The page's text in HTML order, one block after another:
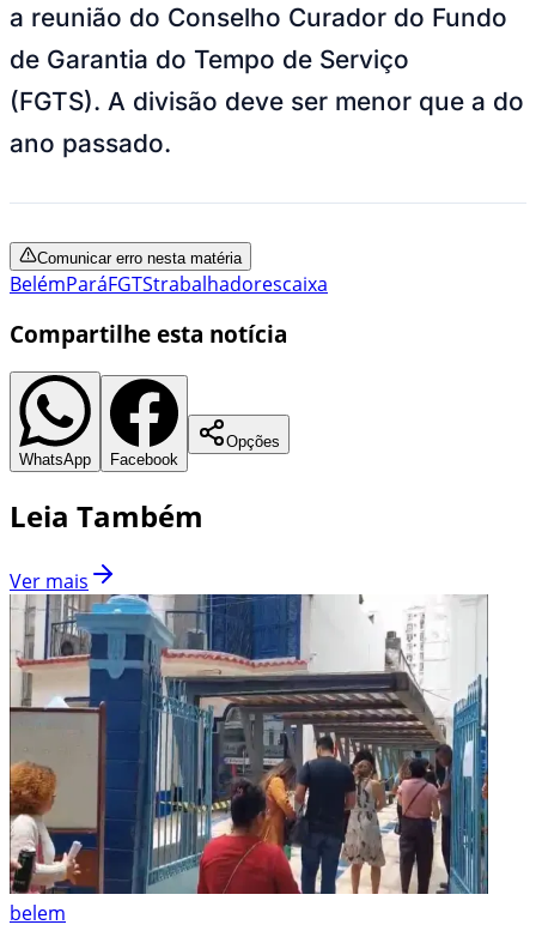
a reunião do Conselho Curador do Fundo
de Garantia do Tempo de Serviço
(FGTS). A divisão deve ser menor que a do
ano passado.
Comunicar erro nesta matéria
BelémParáFGTStrabalhadorescaixa
Compartilhe esta notícia
WhatsApp Facebook
Opções
Leia Também
Ver mais
belem